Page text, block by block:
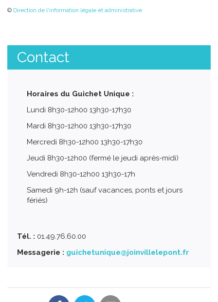
© Direction de l'information légale et administrative
Contact
Horaires du Guichet Unique :
Lundi 8h30-12h00 13h30-17h30
Mardi 8h30-12h00 13h30-17h30
Mercredi 8h30-12h00 13h30-17h30
Jeudi 8h30-12h00 (fermé le jeudi après-midi)
Vendredi 8h30-12h00 13h30-17h
Samedi 9h-12h (sauf vacances, ponts et jours
fériés)
Tél. : 01.49.76.60.00
Messagerie : guichetunique@joinvillelepont.fr